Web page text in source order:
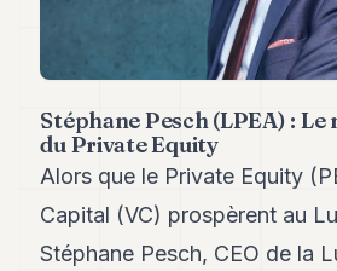
Andy
28
Andy
27
Andy
26
Stéphane Pesch (LPEA) : Le
du Private Equity
Alors que le Private Equity
Capital (VC) prospèrent au
Stéphane Pesch, CEO de la